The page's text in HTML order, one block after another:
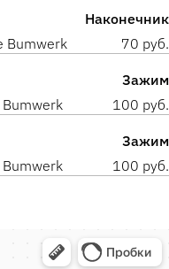
Наконечник
Bumwerk 70 руб.
Зажим
Bumwerk 100 руб.
Зажим
Bumwerk 100 руб.